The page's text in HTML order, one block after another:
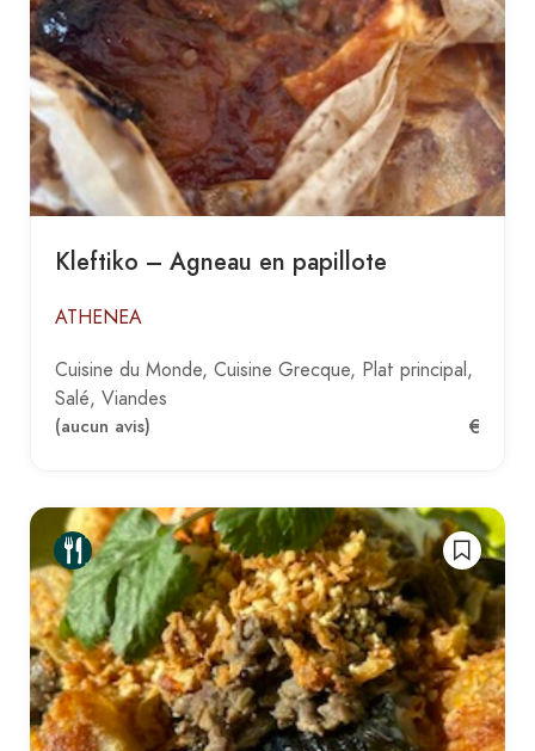
Kleftiko – Agneau en papillote
ATHENEA
Cuisine du Monde Cuisine Grecque Plat principal
Salé Viandes
(aucun avis)
€